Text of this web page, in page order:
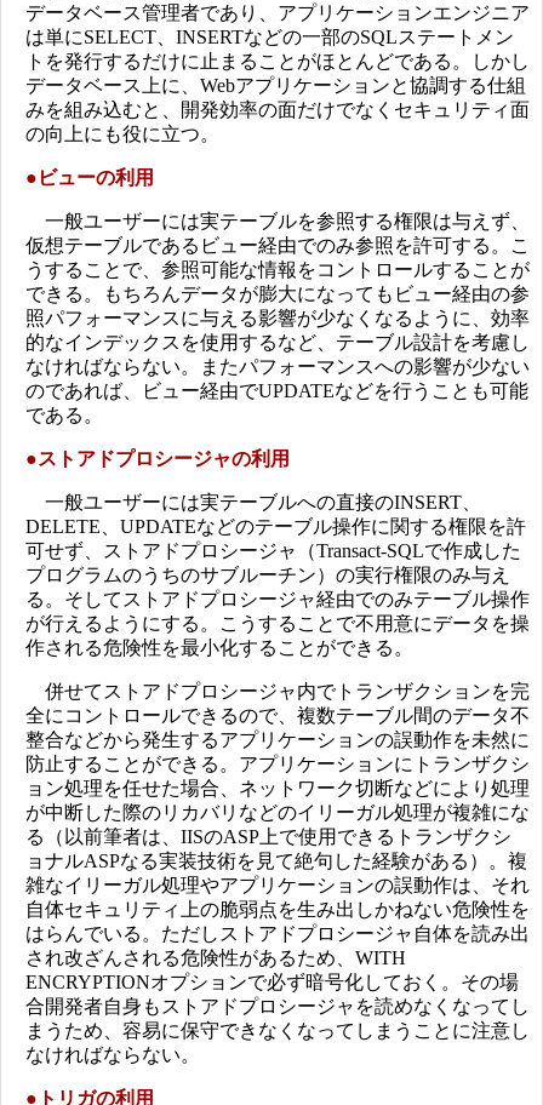
データベース管理者であり、アプリケーションエンジニア
は単にSELECT、INSERTなどの一部のSQLステートメン
トを発行するだけに止まることがほとんどである。しかし
データベース上に、Webアプリケーションと協調する仕組
みを組み込むと、開発効率の面だけでなくセキュリティ面
の向上にも役に立つ。
●ビューの利用
一般ユーザーには実テーブルを参照する権限は与えず、
仮想テーブルであるビュー経由でのみ参照を許可する。こ
うすることで、参照可能な情報をコントロールすることが
できる。もちろんデータが膨大になってもビュー経由の参
照パフォーマンスに与える影響が少なくなるように、効率
的なインデックスを使用するなど、テーブル設計を考慮し
なければならない。またパフォーマンスへの影響が少ない
のであれば、ビュー経由でUPDATEなどを行うことも可能
である。
●ストアドプロシージャの利用
一般ユーザーには実テーブルへの直接のINSERT、
DELETE、UPDATEなどのテーブル操作に関する権限を許
可せず、ストアドプロシージャ（Transact-SQLで作成した
プログラムのうちのサブルーチン）の実行権限のみ与え
る。そしてストアドプロシージャ経由でのみテーブル操作
が行えるようにする。こうすることで不用意にデータを操
作される危険性を最小化することができる。
併せてストアドプロシージャ内でトランザクションを完
全にコントロールできるので、複数テーブル間のデータ不
整合などから発生するアプリケーションの誤動作を未然に
防止することができる。アプリケーションにトランザクシ
ョン処理を任せた場合、ネットワーク切断などにより処理
が中断した際のリカバリなどのイリーガル処理が複雑にな
る（以前筆者は、IISのASP上で使用できるトランザクシ
ョナルASPなる実装技術を見て絶句した経験がある）。複
雑なイリーガル処理やアプリケーションの誤動作は、それ
自体セキュリティ上の脆弱点を生み出しかねない危険性を
はらんでいる。ただしストアドプロシージャ自体を読み出
され改ざんされる危険性があるため、WITH
ENCRYPTIONオプションで必ず暗号化しておく。その場
合開発者自身もストアドプロシージャを読めなくなってし
まうため、容易に保守できなくなってしまうことに注意し
なければならない。
●トリガの利用